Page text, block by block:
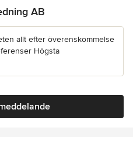
AB
allt efter överenskommelse
Högsta